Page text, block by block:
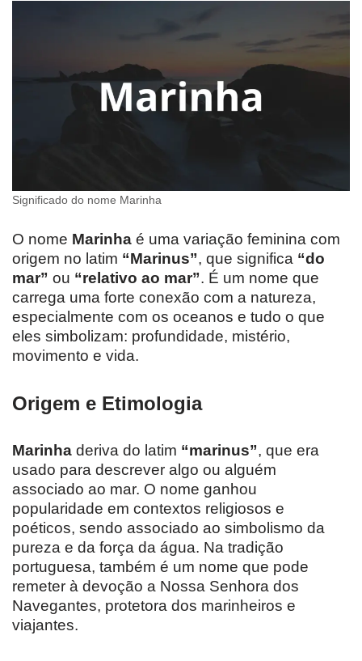
Significado do nome Marinha
O nome Marinha é uma variação feminina com
origem no latim “Marinus”, que significa “do
mar” ou “relativo ao mar”. É um nome que
carrega uma forte conexão com a natureza,
especialmente com os oceanos e tudo o que
eles simbolizam: profundidade, mistério,
movimento e vida.
Origem e Etimologia
Marinha deriva do latim “marinus”, que era
usado para descrever algo ou alguém
associado ao mar. O nome ganhou
popularidade em contextos religiosos e
poéticos, sendo associado ao simbolismo da
pureza e da força da água. Na tradição
portuguesa, também é um nome que pode
remeter à devoção a Nossa Senhora dos
Navegantes, protetora dos marinheiros e
viajantes.